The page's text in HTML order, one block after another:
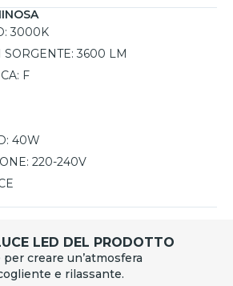
3000K
3600 LM
F
40W
220-240V
LED DEL PRODOTTO
per creare un’atmosfera
e rilassante.